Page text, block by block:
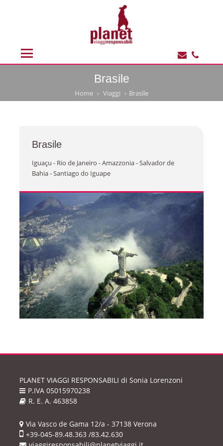
Brasile
Home Viaggi Brasile
Brasile
Iguaçu - Rio de Janeiro - Amazzonia - Salvador de
Bahia - Santiago do Iguape
PLANET VIAGGI RESPONSABILI di Sonia Lorenzoni
P.IVA 05015970238
R. E. A. 463858
Via Vasco de Gama 12/a - 37138 Verona
+39-045-89.48.363 /83.42.630